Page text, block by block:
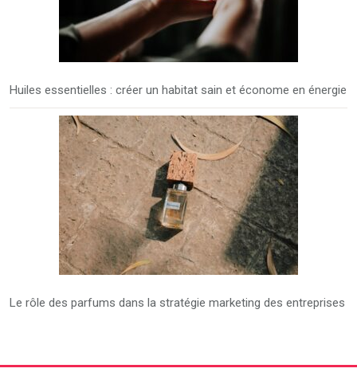
Huiles essentielles : créer un habitat sain et économe en énergie
Le rôle des parfums dans la stratégie marketing des entreprises